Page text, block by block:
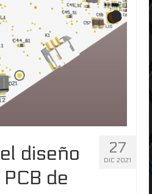
27
DIC 2021
diseño
de